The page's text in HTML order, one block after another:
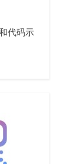
代码示